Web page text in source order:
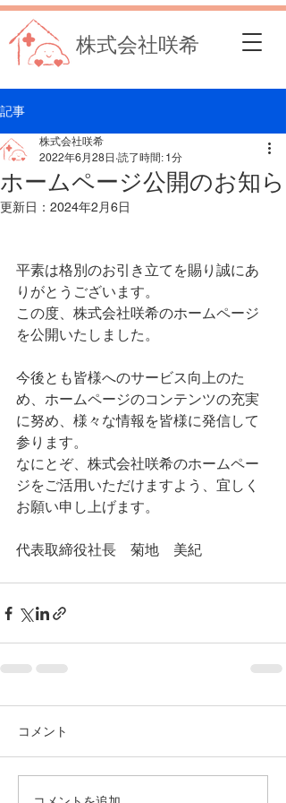
株式会社咲希
記事
ホームページ公開のお知ら
株式会社咲希
2022年6月28日 読了時間: 1分
更新日： 2024年2月6日
平素は格別のお引き立てを賜り誠にあ
りがとうございます。
この度、株式会社咲希のホームページ
を公開いたしました。
今後とも皆様へのサービス向上のた
め、ホームページのコンテンツの充実
に努め、様々な情報を皆様に発信して
参ります。
なにとぞ、株式会社咲希のホームペー
ジをご活用いただけますよう、宜しく
お願い申し上げます。
代表取締役社長　菊地　美紀
コメント